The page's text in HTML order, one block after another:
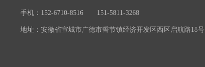
手机：152-6710-8516 151-5811-3268
地址：安徽省宣城市广德市誓节镇经济开发区西区启航路18号